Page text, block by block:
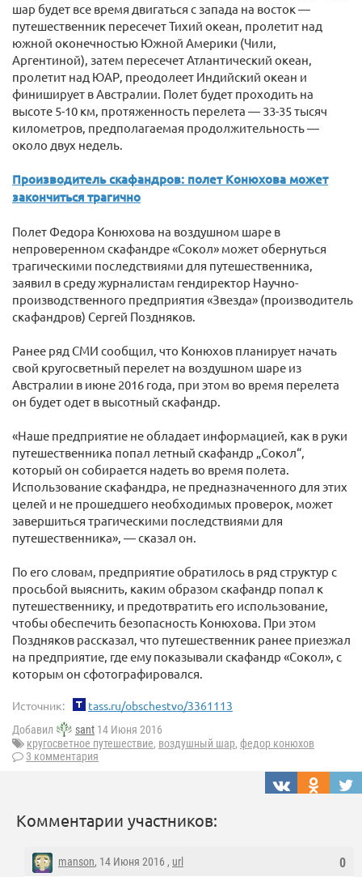
шар будет все время двигаться с запада на восток —
путешественник пересечет Тихий океан, пролетит над
южной оконечностью Южной Америки (Чили,
Аргентиной), затем пересечет Атлантический океан,
пролетит над ЮАР, преодолеет Индийский океан и
финиширует в Австралии. Полет будет проходить на
высоте 5-10 км, протяженность перелета — 33-35 тысяч
километров, предполагаемая продолжительность —
около двух недель.
Производитель скафандров: полет Конюхова может
закончиться трагично
Полет Федора Конюхова на воздушном шаре в
непроверенном скафандре «Сокол» может обернуться
трагическими последствиями для путешественника,
заявил в среду журналистам гендиректор Научно-
производственного предприятия «Звезда» (производитель
скафандров) Сергей Поздняков.
Ранее ряд СМИ сообщил, что Конюхов планирует начать
свой кругосветный перелет на воздушном шаре из
Австралии в июне 2016 года, при этом во время перелета
он будет одет в высотный скафандр.
«Наше предприятие не обладает информацией, как в руки
путешественника попал летный скафандр „Сокол“,
который он собирается надеть во время полета.
Использование скафандра, не предназначенного для этих
целей и не прошедшего необходимых проверок, может
завершиться трагическими последствиями для
путешественника», — сказал он.
По его словам, предприятие обратилось в ряд структур с
просьбой выяснить, каким образом скафандр попал к
путешественнику, и предотвратить его использование,
чтобы обеспечить безопасность Конюхова. При этом
Поздняков рассказал, что путешественник ранее приезжал
на предприятие, где ему показывали скафандр «Сокол», с
которым он сфотографировался.
Источник: tass.ru/obschestvo/3361113
Добавил sant 14 Июня 2016
кругосветное путешествие, воздушный шар, федор конюхов
3 комментария
Комментарии участников:
0
manson, 14 Июня 2016 , url